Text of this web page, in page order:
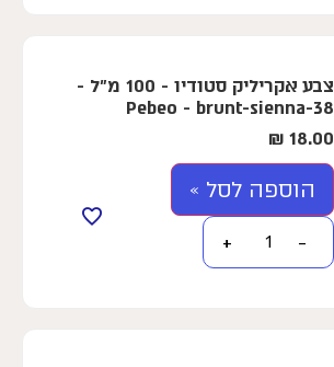
צבע אקריליק סטודיו - 100 מ"ל -
Pebeo - brunt-sienna-38
18.00
₪
הוספה לסל »
−
+